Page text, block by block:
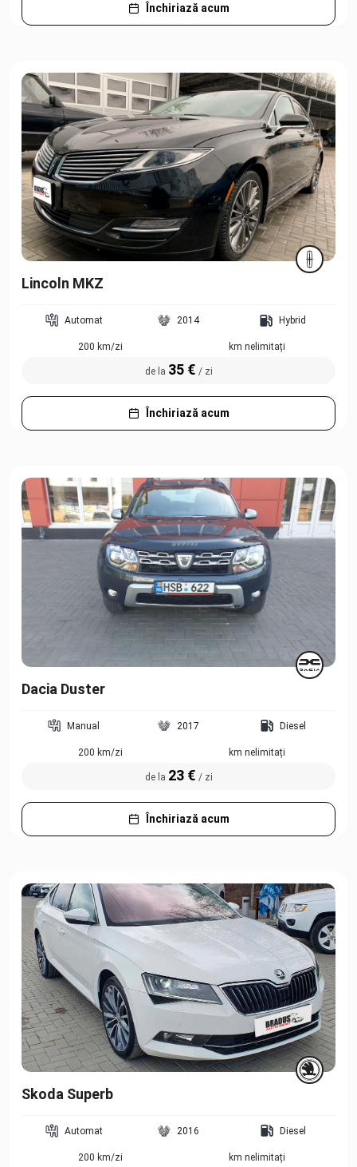
Închiriază acum
Lincoln MKZ
Automat 2014 Hybrid
200 km/zi km nelimitați
de la 35 € / zi
Închiriază acum
Dacia Duster
Manual 2017 Diesel
200 km/zi km nelimitați
de la 23 € / zi
Închiriază acum
Skoda Superb
Automat 2016 Diesel
200 km/zi km nelimitați